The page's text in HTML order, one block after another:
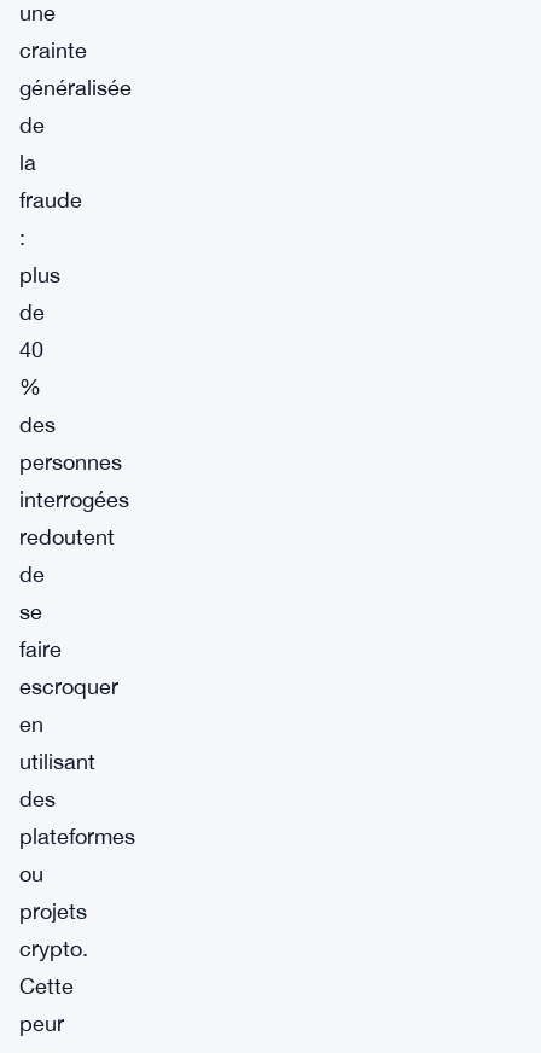
une
crainte
généralisée
de
la
fraude
:
plus
de
40
%
des
personnes
interrogées
redoutent
de
se
faire
escroquer
en
utilisant
des
plateformes
ou
projets
crypto.
Cette
peur